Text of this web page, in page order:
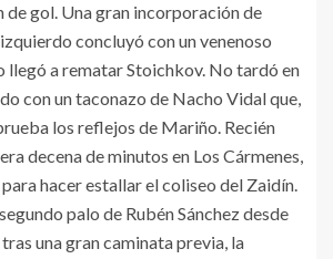
de gol. Una gran incorporación de
concluyó con un venenoso
llegó a rematar Stoichkov. No tardó en
con un taconazo de Nacho Vidal que,
los reflejos de Mariño. Recién
decena de minutos en Los Cármenes,
hacer estallar el coliseo del Zaidín.
palo de Rubén Sánchez desde
una gran caminata previa, la